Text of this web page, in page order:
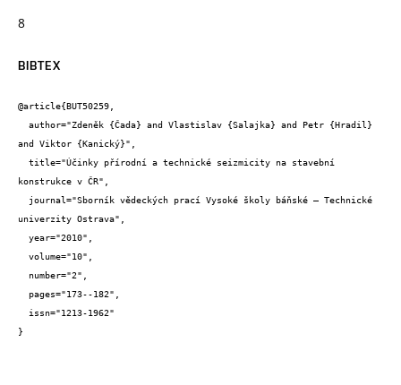
8
BIBTEX
@article{BUT50259,
and Viktor {Kanický}",
konstrukce v ČR",
univerzity Ostrava",
}